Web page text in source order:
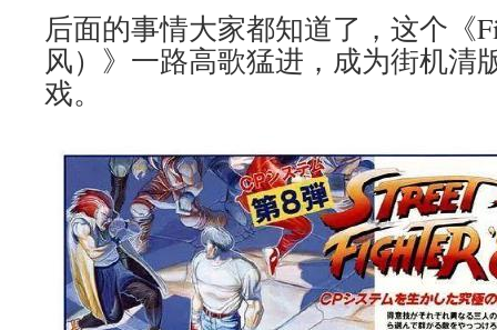
后面的事情大家都知道了，这个《
风）》一路高歌猛进，成为街机清
戏。